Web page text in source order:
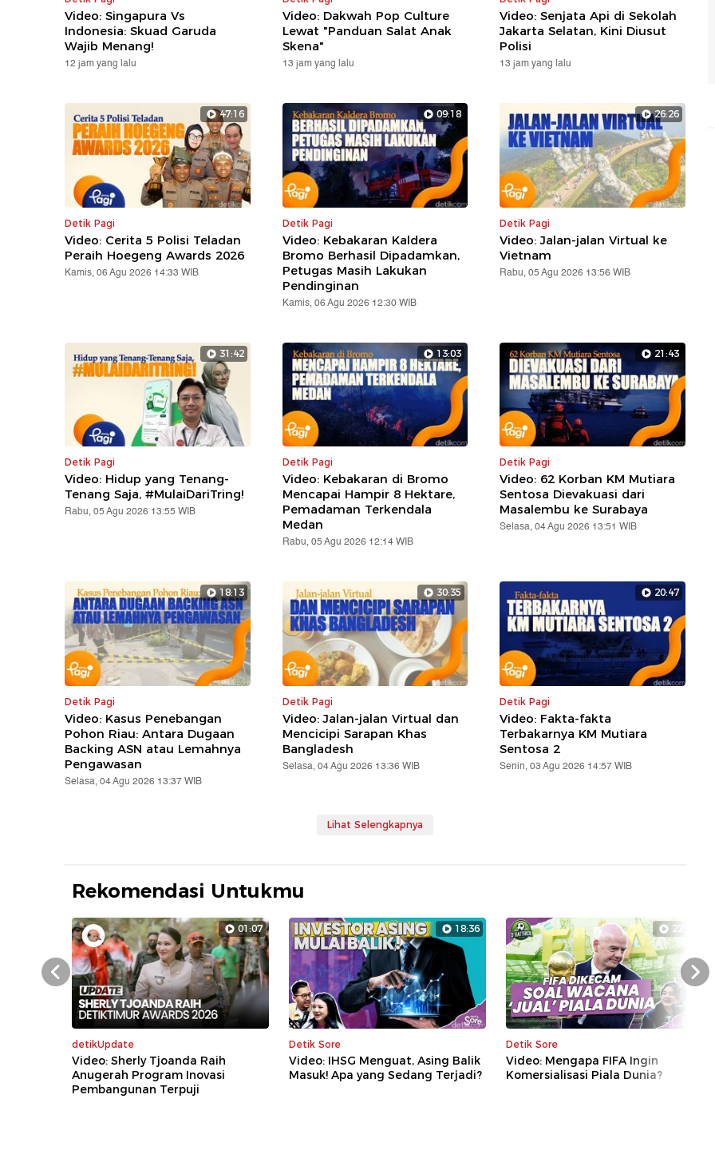
Video: Singapura Vs
Indonesia: Skuad Garuda
Wajib Menang!
12 jam yang lalu
Video: Dakwah Pop Culture
Lewat "Panduan Salat Anak
Skena"
13 jam yang lalu
Video: Senjata Api di Sekolah
Jakarta Selatan, Kini Diusut
Polisi
13 jam yang lalu
47:16
Detik Pagi
Video: Cerita 5 Polisi Teladan
Peraih Hoegeng Awards 2026
Kamis, 06 Agu 2026 14:33 WIB
09:18
Detik Pagi
Video: Kebakaran Kaldera
Bromo Berhasil Dipadamkan,
Petugas Masih Lakukan
Pendinginan
Kamis, 06 Agu 2026 12:30 WIB
26:26
Detik Pagi
Video: Jalan-jalan Virtual ke
Vietnam
Rabu, 05 Agu 2026 13:56 WIB
31:42
Detik Pagi
Video: Hidup yang Tenang-
Tenang Saja, #MulaiDariTring!
Rabu, 05 Agu 2026 13:55 WIB
13:03
Detik Pagi
Video: Kebakaran di Bromo
Mencapai Hampir 8 Hektare,
Pemadaman Terkendala
Medan
Rabu, 05 Agu 2026 12:14 WIB
21:43
Detik Pagi
Video: 62 Korban KM Mutiara
Sentosa Dievakuasi dari
Masalembu ke Surabaya
Selasa, 04 Agu 2026 13:51 WIB
18:13
Detik Pagi
Video: Kasus Penebangan
Pohon Riau: Antara Dugaan
Backing ASN atau Lemahnya
Pengawasan
Selasa, 04 Agu 2026 13:37 WIB
30:35
Detik Pagi
Video: Jalan-jalan Virtual dan
Mencicipi Sarapan Khas
Bangladesh
Selasa, 04 Agu 2026 13:36 WIB
20:47
Detik Pagi
Video: Fakta-fakta
Terbakarnya KM Mutiara
Sentosa 2
Senin, 03 Agu 2026 14:57 WIB
Lihat Selengkapnya
Rekomendasi Untukmu
01:07
detikUpdate
Video: Sherly Tjoanda Raih
Anugerah Program Inovasi
Pembangunan Terpuji
18:36
Detik Sore
Video: IHSG Menguat, Asing Balik
Masuk! Apa yang Sedang Terjadi?
22:14
Detik Sore
Video: Mengapa FIFA Ingin
Komersialisasi Piala Dunia?
Prev Next